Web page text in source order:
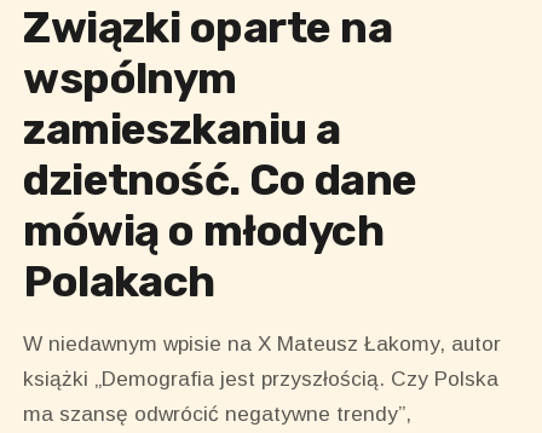
Związki oparte na
wspólnym
zamieszkaniu a
dzietność. Co dane
mówią o młodych
Polakach
W niedawnym wpisie na X Mateusz Łakomy, autor
książki „Demografia jest przyszłością. Czy Polska
ma szansę odwrócić negatywne trendy”,